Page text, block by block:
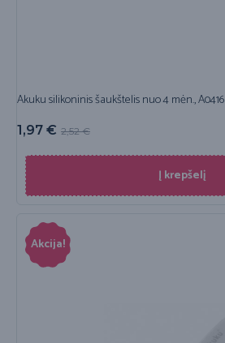
Akuku silikoninis šaukštelis nuo 4 mėn., A0416
2,52€
1,97 €
Į krepšelį
Akcija!